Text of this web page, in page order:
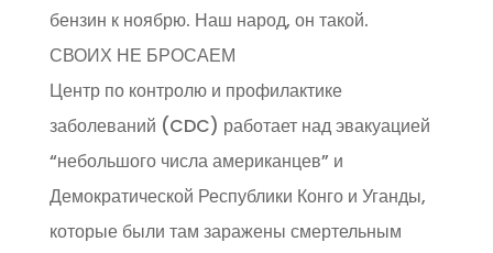
бензин к ноябрю. Наш народ, он такой.
СВОИХ НЕ БРОСАЕМ
Центр по контролю и профилактике
заболеваний (CDC) работает над эвакуацией
“небольшого числа американцев” и
Демократической Республики Конго и Уганды,
которые были там заражены смертельным